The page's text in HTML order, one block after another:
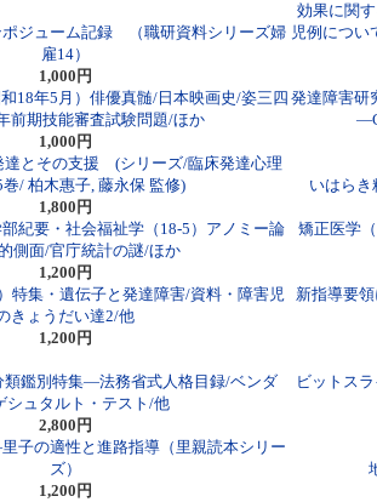
ジューム記録 （職研資料シリーズ婦
雇14）
1,000円
効果に関
児例につい
18年5月）俳優真髄/日本映画史/姿三四
前期技能審査試験問題/ほか
1,000円
発達障害研
達とその支援 (シリーズ/臨床発達心理
/ 柏木惠子, 藤永保 監修)
1,800円
いはら
紀要・社会福祉学（18-5）アノミー論
側面/官庁統計の謎/ほか
1,200円
矯正医学
特集・遺伝子と発達障害/資料・障害児
きょうだい達2/他
1,200円
新指導要
類鑑別特集―法務省式人格目録/ベンダ
シュタルト・テスト/他
2,800円
ビットス
子の適性と進路指導（里親読本シリー
ズ）
1,200円